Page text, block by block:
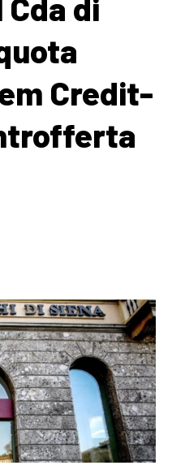
di
Credit-